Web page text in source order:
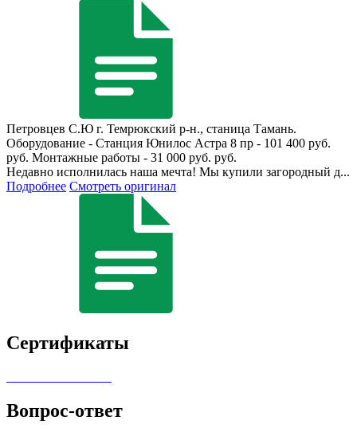
Петровцев С.Ю г. Темрюкский р-н., станица Тамань.
Оборудование - Станция Юнилос Астра 8 пр - 101 400 руб.
руб. Монтажные работы - 31 000 руб. руб.
Недавно исполнилась наша мечта! Мы купили загородный д...
Подробнее Смотреть оригинал
Сертификаты
Вопрос-ответ